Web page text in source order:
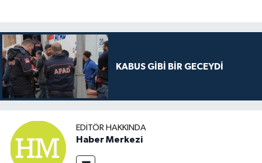
KABUS GİBİ BİR GECEYDİ
EDITÖR HAKKINDA
Haber Merkezi